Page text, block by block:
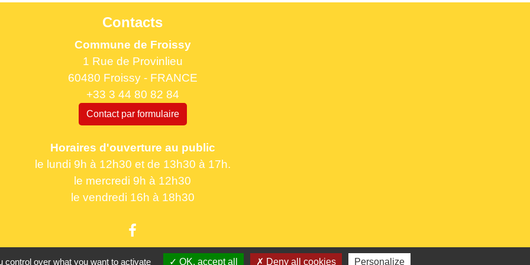
Contacts
Commune de Froissy
1 Rue de Provinlieu
60480 Froissy - FRANCE
+33 3 44 80 82 84
Contact par formulaire
Horaires d'ouverture au public
le lundi 9h à 12h30 et de 13h30 à 17h.
le mercredi 9h à 12h30
le vendredi 16h à 18h30
over what you want to activate OK, accept all Deny all cookies Personalize